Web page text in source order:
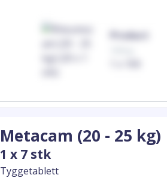
Product
Metacam (20 - 25 kg)
1 x 7 stk
Tyggetablett